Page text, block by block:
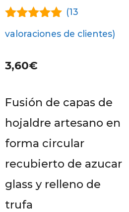
4.92 de 5
(13
valoraciones de clientes)
3,60€
Fusión de capas de
hojaldre artesano en
forma circular
recubierto de azucar
glass y relleno de
trufa